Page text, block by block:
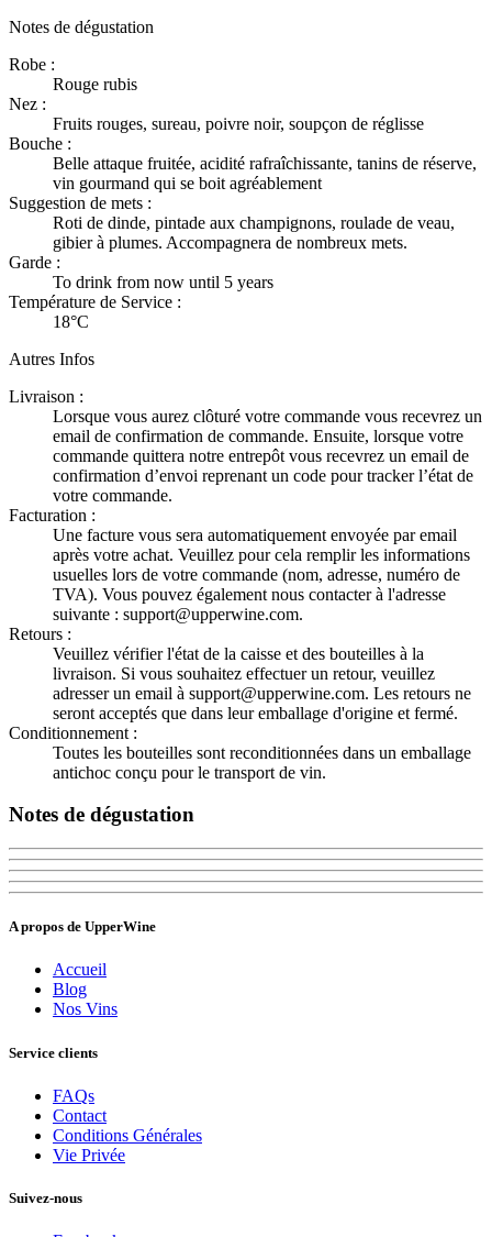
Notes de dégustation
Robe :
Rouge rubis
Nez :
Fruits rouges, sureau, poivre noir, soupçon de réglisse
Bouche :
Belle attaque fruitée, acidité rafraîchissante, tanins de réserve,
vin gourmand qui se boit agréablement
Suggestion de mets :
Roti de dinde, pintade aux champignons, roulade de veau,
gibier à plumes. Accompagnera de nombreux mets.
Garde :
To drink from now until 5 years
Température de Service :
18°C
Autres Infos
Livraison :
Lorsque vous aurez clôturé votre commande vous recevrez un
email de confirmation de commande. Ensuite, lorsque votre
commande quittera notre entrepôt vous recevrez un email de
confirmation d’envoi reprenant un code pour tracker l’état de
votre commande.
Facturation :
Une facture vous sera automatiquement envoyée par email
après votre achat. Veuillez pour cela remplir les informations
usuelles lors de votre commande (nom, adresse, numéro de
TVA). Vous pouvez également nous contacter à l'adresse
suivante : support@upperwine.com.
Retours :
Veuillez vérifier l'état de la caisse et des bouteilles à la
livraison. Si vous souhaitez effectuer un retour, veuillez
adresser un email à support@upperwine.com. Les retours ne
seront acceptés que dans leur emballage d'origine et fermé.
Conditionnement :
Toutes les bouteilles sont reconditionnées dans un emballage
antichoc conçu pour le transport de vin.
Notes de dégustation
A propos de UpperWine
Accueil
Blog
Nos Vins
Service clients
FAQs
Contact
Conditions Générales
Vie Privée
Suivez-nous